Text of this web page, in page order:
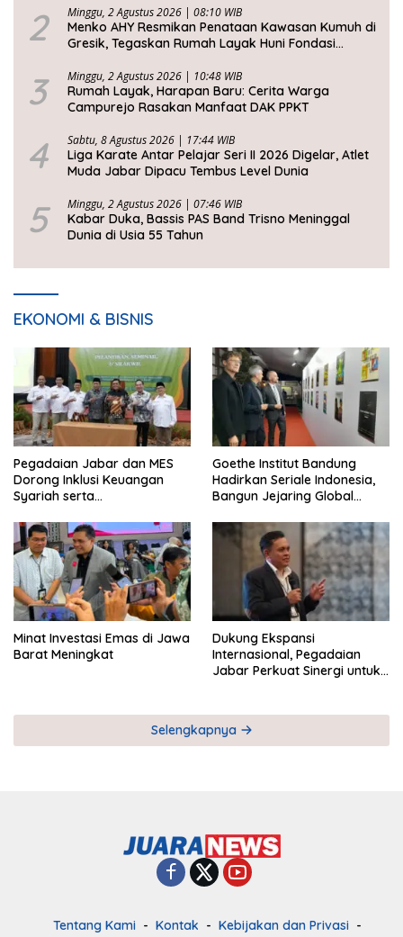
2 Minggu, 2 Agustus 2026 | 08:10 WIB
Menko AHY Resmikan Penataan Kawasan Kumuh di
Gresik, Tegaskan Rumah Layak Huni Fondasi
3 Minggu, 2 Agustus 2026 | 10:48 WIB
Rumah Layak, Harapan Baru: Cerita Warga
Campurejo Rasakan Manfaat DAK PPKT
4 Sabtu, 8 Agustus 2026 | 17:44 WIB
Liga Karate Antar Pelajar Seri II 2026 Digelar, Atlet
Muda Jabar Dipacu Tembus Level Dunia
5 Minggu, 2 Agustus 2026 | 07:46 WIB
Kabar Duka, Bassis PAS Band Trisno Meninggal
Dunia di Usia 55 Tahun
EKONOMI & BISNIS
Pegadaian Jabar dan MES
Dorong Inklusi Keuangan
Syariah serta
Goethe Institut Bandung
Hadirkan Seriale Indonesia,
Bangun Jejaring Global
Minat Investasi Emas di Jawa
Barat Meningkat
Dukung Ekspansi
Internasional, Pegadaian
Jabar Perkuat Sinergi untuk
Selengkapnya
Tentang Kami Kontak
Kebijakan dan Privasi